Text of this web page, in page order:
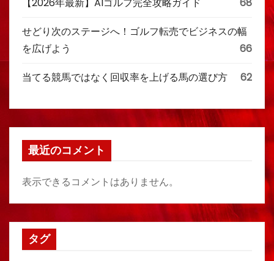
せどり次のステージへ！ゴルフ転売でビジネスの幅
を広げよう
66
当てる競馬ではなく回収率を上げる馬の選び方 62
最近のコメント
表示できるコメントはありません。
タグ